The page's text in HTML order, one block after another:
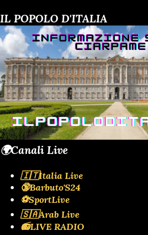
IL POPOLO D'ITALIA
🌍Canali Live
🇮🇹Italia Live
🔞Barbuto'S24
⚽SportLive
🇸🇦Arab Live
📻LIVE RADIO